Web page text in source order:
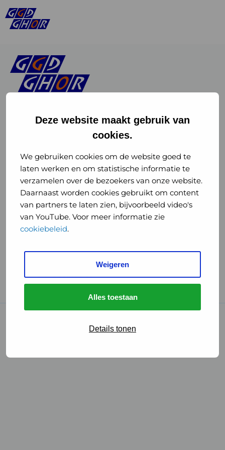
Deze website maakt gebruik van
cookies.
We gebruiken cookies om de website goed te
laten werken en om statistische informatie te
verzamelen over de bezoekers van onze website.
Daarnaast worden cookies gebruikt om content
van partners te laten zien, bijvoorbeeld video's
van YouTube. Voor meer informatie zie
cookiebeleid.
Weigeren
Alles toestaan
Details tonen
of
GGD
GHOR
Nederland
Instagram
of
GGD
GHOR
Nederland
GGD Reizen op social media
GGD Reizen
GGD Reisvaccinaties